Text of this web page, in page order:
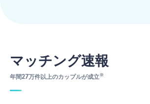
マッチング速報
年間27万件以上のカップルが成立※